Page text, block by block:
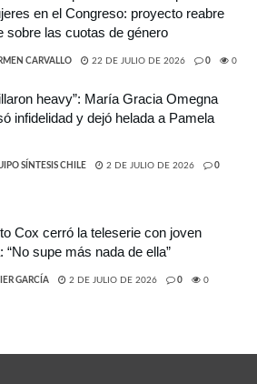
en el Congreso: proyecto reabre
sobre las cuotas de género
CARVALLO 22 DE JULIO DE 2026 0 0
heavy”: María Gracia Omegna
infidelidad y dejó helada a Pamela
SÍNTESIS CHILE 2 DE JULIO DE 2026 0
Cox cerró la teleserie con joven
“No supe más nada de ella”
GARCÍA 2 DE JULIO DE 2026 0 0